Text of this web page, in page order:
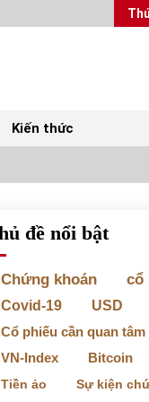
Kiến thức
Top 10 mặt hàng Việt
nhất tháng 5/2022
Bất ổn từ các cuộc
31/05/2022
Chứng khoán ngày
đề nổi bật
Chứng khoán cổ
Covid-19 USD
Cổ phiếu cần quan tâm
VN-Index Bitcoin
Tiền ảo
Sự kiện